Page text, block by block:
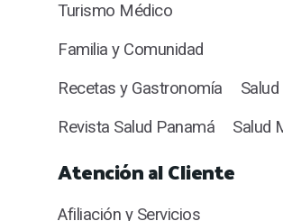
Turismo Médico
Familia y Comunidad
Recetas y Gastronomía
Salud
Revista Salud Panamá
Salud
Atención al Cliente
Afiliación y Servicios